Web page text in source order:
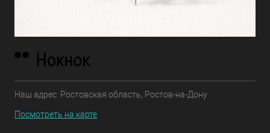
Наш адрес: Ростовская область, Ростов-на-Дону
Посмотреть на карте